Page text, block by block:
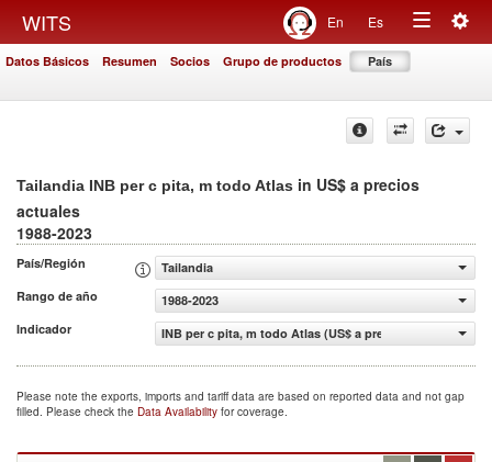
WITS En Es
Toggle
Datos Básicos Resumen Socios Grupo de productos País
Tailandia INB per c pita, m todo Atlas in US$ a precios
actuales
1988-2023
País/Región
Tailandia
Rango de año
1988-2023
Indicador
INB per c pita, m todo Atlas (US$ a precios actuales)
Please note the exports, imports and tariff data are based on reported data and not gap
filled. Please check the Data Availability for coverage.